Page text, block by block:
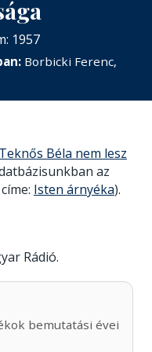
1957
Borbicki Ferenc,
Teknős Béla nem lesz
az
Isten árnyéka).
Rádió.
bemutatási évei